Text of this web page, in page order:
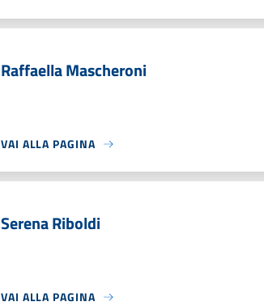
Raffaella Mascheroni
VAI ALLA PAGINA
Serena Riboldi
VAI ALLA PAGINA